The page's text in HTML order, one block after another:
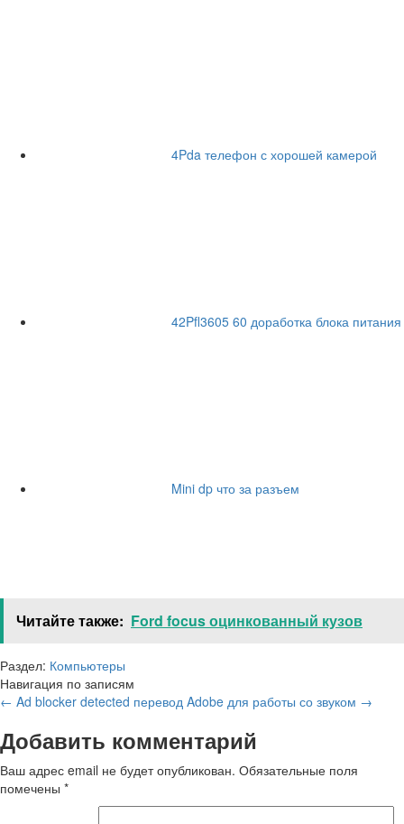
4Pda телефон с хорошей камерой
42Pfl3605 60 доработка блока питания
Mini dp что за разъем
Читайте также: Ford focus оцинкованный кузов
Раздел: Компьютеры
Навигация по записям
← Ad blocker detected перевод Adobe для работы со звуком →
Добавить комментарий
Ваш адрес email не будет опубликован. Обязательные поля
помечены *